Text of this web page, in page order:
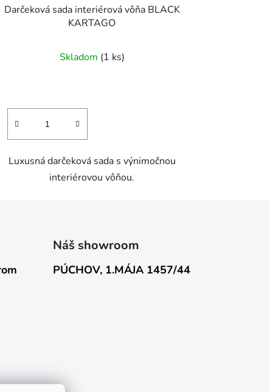
Darčeková sada interiérová vôňa BLACK
KARTAGO
Skladom (1 ks)
Luxusná darčeková sada s výnimočnou
interiérovou vôňou.
Náš showroom
PÚCHOV, 1.MÁJA 1457/44